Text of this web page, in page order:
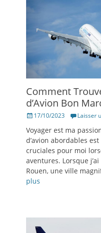
Comment
d’Avion Bon
Posté17/10/2023 Laisser
Voyager est ma
d’avion abordables
cruciales pour moi
aventures. Lorsque
Rouen, une ville
plus